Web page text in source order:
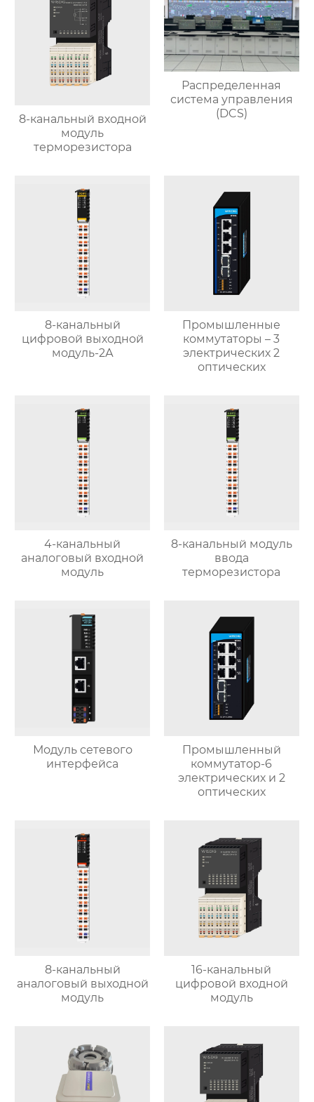
8-канальный входной
модуль
терморезистора
Распределенная
система управления
(DCS)
8-канальный
цифровой выходной
модуль-2А
Промышленные
коммутаторы – 3
электрических 2
оптических
4-канальный
аналоговый входной
модуль
8-канальный модуль
ввода
терморезистора
Модуль сетевого
интерфейса
Промышленный
коммутатор-6
электрических и 2
оптических
8-канальный
аналоговый выходной
модуль
16-канальный
цифровой входной
модуль